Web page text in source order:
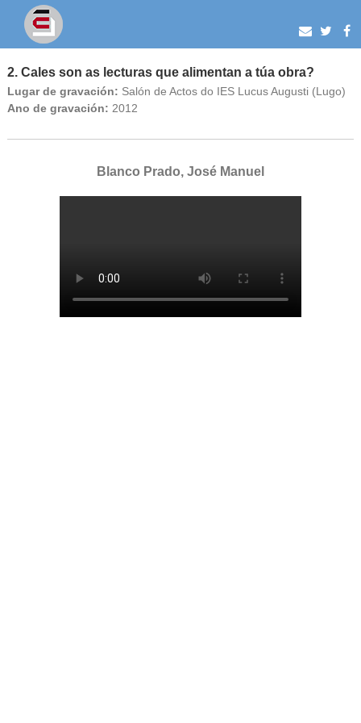
2. Cales son as lecturas que alimentan a túa obra?
Lugar de gravación: Salón de Actos do IES Lucus Augusti (Lugo)
Ano de gravación: 2012
Blanco Prado, José Manuel